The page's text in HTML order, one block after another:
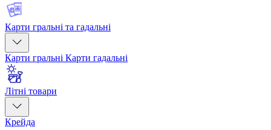
Карти гральні та гадальні
Карти гральні Карти гадальні
Літні товари
Крейда